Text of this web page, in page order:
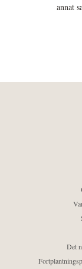
annat
Det